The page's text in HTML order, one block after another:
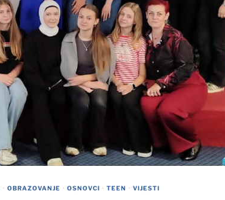
· OBRAZOVANJE · OSNOVCI · TEEN · VIJESTI